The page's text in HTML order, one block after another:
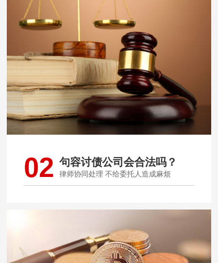
02 句容讨债公司会合法吗？
律师协同处理 不给委托人造成麻烦